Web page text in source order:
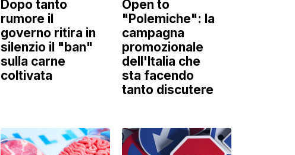
Dopo tanto
rumore il
governo ritira in
silenzio il "ban"
sulla carne
coltivata
Open to
"Polemiche": la
campagna
promozionale
dell'Italia che
sta facendo
tanto discutere